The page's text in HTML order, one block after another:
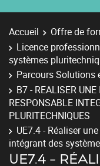
Accueil Offre de
Licence
systèmes
Parcours Solutions
B7 - REALISER
RESPONSABLE
PLURITECHNIQUES
UE7.4 - Réaliser
intégrant des
UE7.4 -